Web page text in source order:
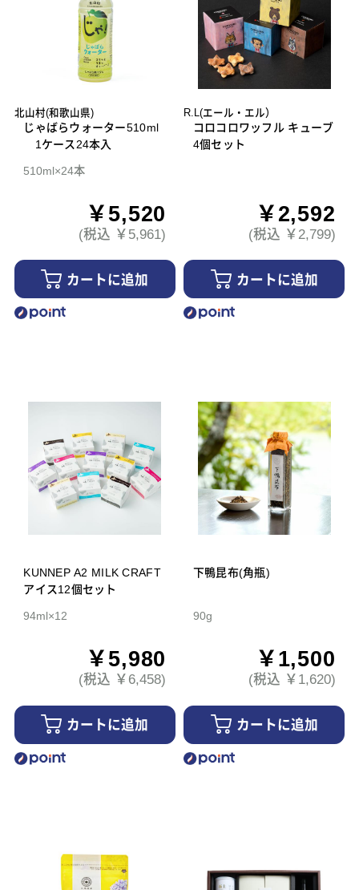
北山村(和歌山県)
じゃばらウォーター510ml
1ケース24本入
510ml×24本
￥5,520
(税込 ￥5,961)
カートに追加
R.L(エール・エル）
コロコロワッフル キューブ
4個セット
￥2,592
(税込 ￥2,799)
カートに追加
KUNNEP A2 MILK CRAFT
アイス12個セット
94ml×12
￥5,980
(税込 ￥6,458)
カートに追加
下鴨昆布(角瓶)
90g
￥1,500
(税込 ￥1,620)
カートに追加